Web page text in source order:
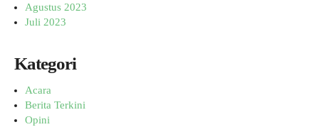
Agustus 2023
Juli 2023
Kategori
Acara
Berita Terkini
Opini